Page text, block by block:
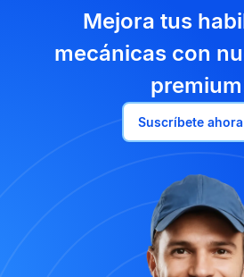
Mejora tus
mecánicas con
Suscríbete ahora